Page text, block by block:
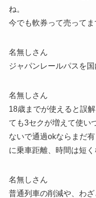
ね。
今でも軟券って売ってま
名無しさん
ジャパンレールパスを
名無しさん
18歳までが使えると誤
ても3セクが増えて使い
ないで通過okならまだ
に乗車距離、時間は短く
名無しさん
普通列車の削減や、わ